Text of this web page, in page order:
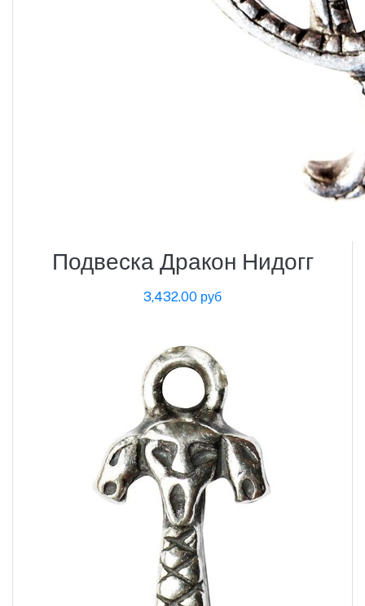
Подвеска Дракон Нидогг
3,432.00 руб